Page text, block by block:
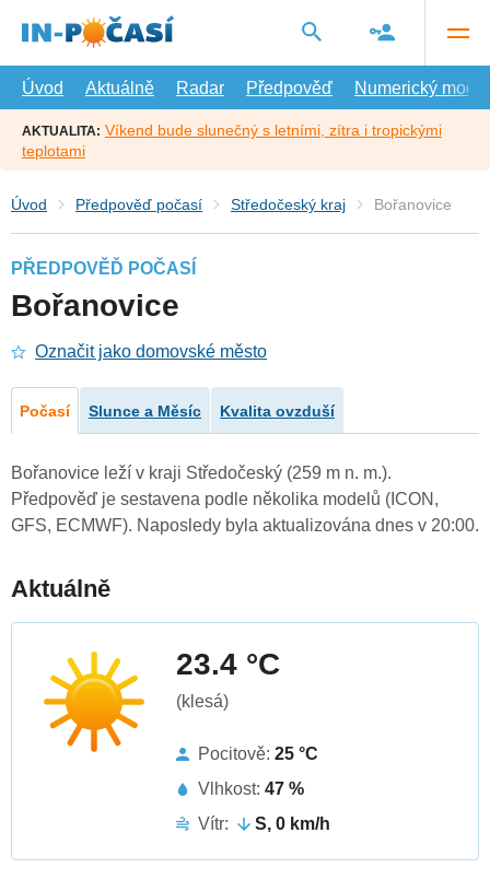
hlavní
Úvod
Aktuálně Radar Předpověď Numerický model
AKTUALITA: Víkend bude slunečný s letními, zítra i tropickými
teplotami
Úvod Předpověď počasí Středočeský kraj Bořanovice
PŘEDPOVĚĎ POČASÍ
Bořanovice
Označit jako domovské město
Počasí Slunce a Měsíc Kvalita ovzduší
Bořanovice leží v kraji Středočeský (259 m n. m.).
Předpověď je sestavena podle několika modelů (ICON,
GFS, ECMWF). Naposledy byla aktualizována dnes v 20:00.
Aktuálně
23.4 °C
(klesá)
Pocitově: 25 °C
Vlhkost: 47 %
Vítr:
S, 0 km/h